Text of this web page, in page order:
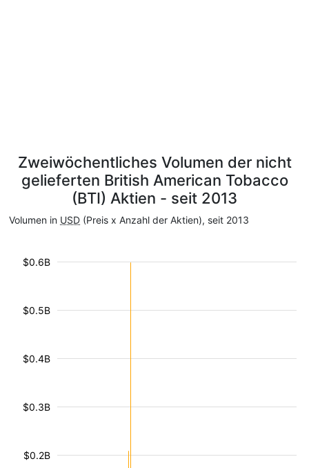
Zweiwöchentliches Volumen der nicht
gelieferten British American Tobacco
(BTI) Aktien - seit 2013
Volumen in USD (Preis x Anzahl der Aktien), seit 2013
$0.2B
$0.3B
$0.4B
$0.5B
$0.6B